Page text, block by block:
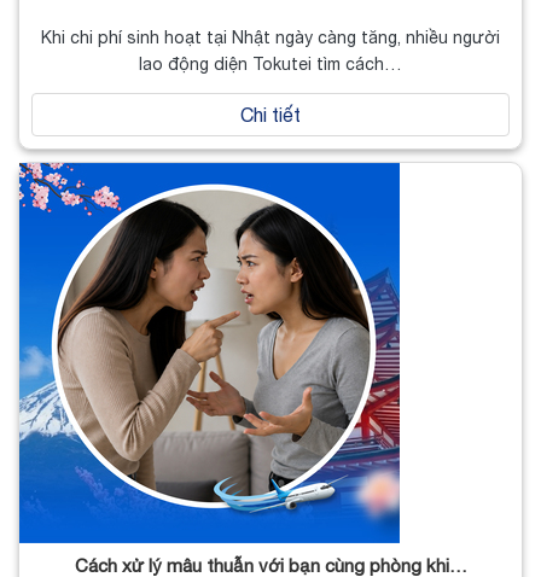
Khi chi phí sinh hoạt tại Nhật ngày càng tăng, nhiều người
lao động diện Tokutei tìm cách…
Chi tiết
Cách xử lý mâu thuẫn với bạn cùng phòng khi…